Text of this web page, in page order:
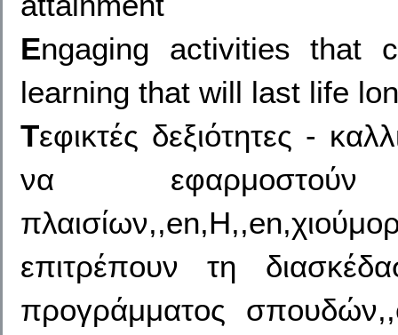
Engaging activities that
learning that will last life
Tεφικτές δεξιότητες -
να
επιτρέπουν τη
προγράμματος